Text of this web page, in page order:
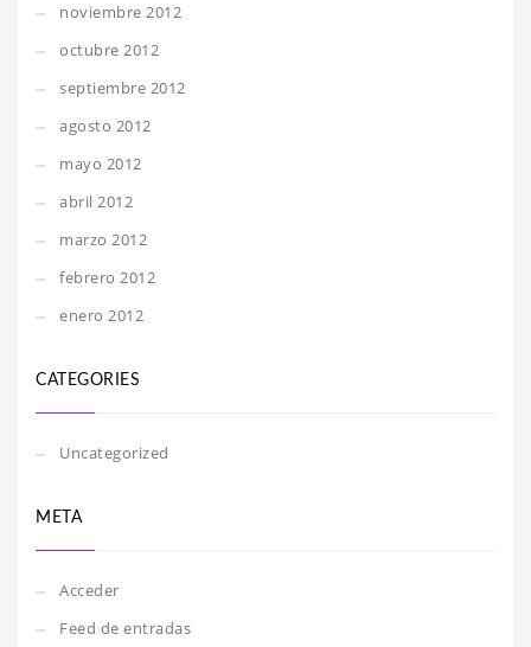
noviembre 2012
octubre 2012
septiembre 2012
agosto 2012
mayo 2012
abril 2012
marzo 2012
febrero 2012
enero 2012
CATEGORIES
Uncategorized
META
Acceder
Feed de entradas